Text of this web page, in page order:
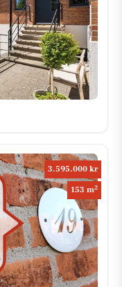
3.595.000 kr
153 m2